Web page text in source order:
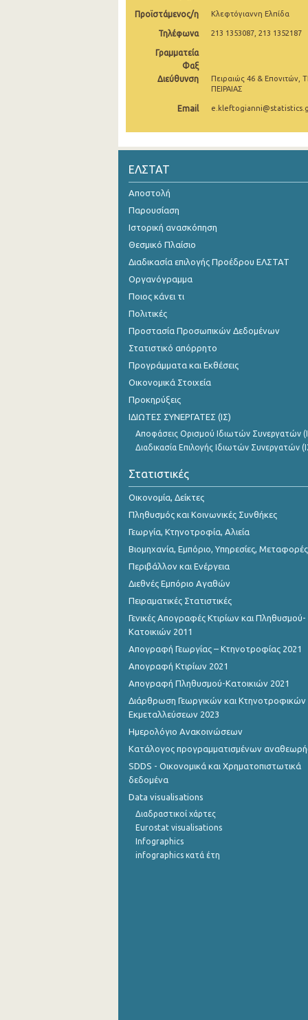
1o Τρίμηνο 2022
4o Τρίμηνο 2021
3o Τρίμηνο 2021
2o Τρίμηνο 2021
1o Τρίμηνο 2021
3o Τρίμηνο 2020
2o Τρίμηνο 2020
1o Τρίμηνο 2020
4o Τρίμηνο 2019
3o Τρίμηνο 2019
1o Τρίμηνο 2019
4o Τρίμηνο 2018
3o Τρίμηνο 2018
2o Τρίμηνο 2018
1o Τρίμηνο 2018
4o Τρίμηνο 2017
2o Τρίμηνο 2017
1o Τρίμηνο 2017
4o Τρίμηνο 2016
3o Τρίμηνο 2016
2o Τρίμηνο 2016
4o Τρίμηνο 2015
3o Τρίμηνο 2015
2o Τρίμηνο 2015
1o Τρίμηνο 2015
4o Τρίμηνο 2014
2o Τρίμηνο 2014
1o Τρίμηνο 2014
4o Τρίμηνο 2013
3o Τρίμηνο 2013
Προϊστάμενος/η Κλεφτόγιαννη Ελπίδα
Τηλέφωνα 213 1353087, 213 1352187
Γραμματεία
Φαξ
Διεύθυνση
Πειραιώς 46 & Επονιτών,
ΠΕΙΡΑΙΑΣ
Email
ΕΛΣΤΑΤ
Αποστολή
Παρουσίαση
Ιστορική ανασκόπηση
Θεσμικό Πλαίσιο
Διαδικασία επιλογής Προέδρου ΕΛΣΤΑΤ
Οργανόγραμμα
Ποιος κάνει τι
Πολιτικές
Προστασία Προσωπικών Δεδομένων
Στατιστικό απόρρητο
Προγράμματα και Εκθέσεις
Οικονομικά Στοιχεία
Προκηρύξεις
ΙΔΙΩΤΕΣ ΣΥΝΕΡΓΑΤΕΣ (ΙΣ)
Αποφάσεις Ορισμού Ιδιωτών Συνεργατών
Διαδικασία Επιλογής Ιδιωτών Συνεργατών
Στατιστικές
Οικονομία, Δείκτες
Πληθυσμός και Κοινωνικές Συνθήκες
Γεωργία, Κτηνοτροφία, Αλιεία
Βιομηχανία, Εμπόριο, Υπηρεσίες, Μεταφορές
Περιβάλλον και Ενέργεια
Διεθνές Εμπόριο Αγαθών
Πειραματικές Στατιστικές
Γενικές Απογραφές Κτιρίων και Πληθυσμού-
Κατοικιών 2011
Απογραφή Γεωργίας – Κτηνοτροφίας 2021
Απογραφή Κτιρίων 2021
Απογραφή Πληθυσμού-Κατοικιών 2021
Διάρθρωση Γεωργικών και Κτηνοτροφικών
Εκμεταλλεύσεων 2023
Ημερολόγιο Ανακοινώσεων
Κατάλογος προγραμματισμένων
SDDS - Οικονομικά και Χρηματοπιστωτικά
δεδομένα
Data visualisations
Διαδραστικοί χάρτες
Eurostat visualisations
Infographics
infographics κατά έτη